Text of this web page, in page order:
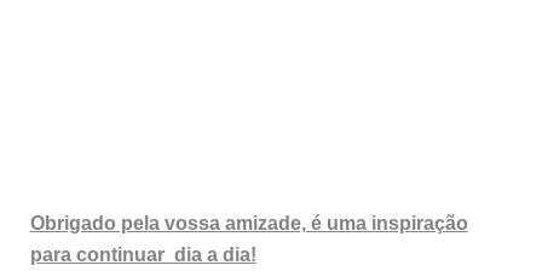
Obrigado pela vossa amizade, é uma inspiração
para continuar dia a dia!